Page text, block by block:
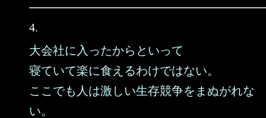
4.
大会社に入ったからといって
寝ていて楽に食えるわけではない。
ここでも人は激しい生存競争をまぬがれな
い。